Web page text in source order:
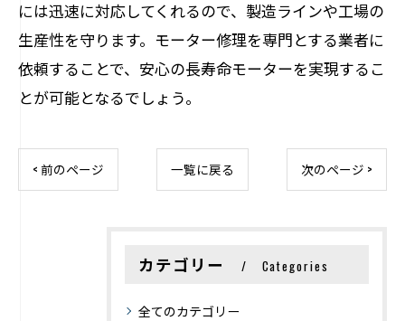
には迅速に対応してくれるので、製造ラインや工場の
生産性を守ります。モーター修理を専門とする業者に
依頼することで、安心の長寿命モーターを実現するこ
とが可能となるでしょう。
< 前のページ 一覧に戻る 次のページ >
カテゴリー Categories
全てのカテゴリー